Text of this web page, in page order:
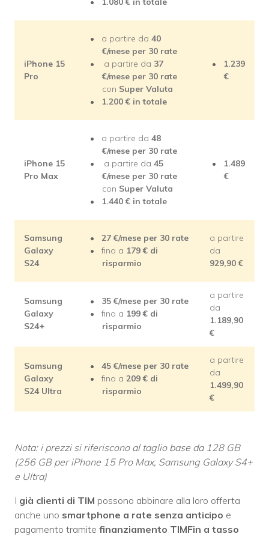
iPhone 15
Pro
a partire da 40
€/mese per 30 rate
a partire da 37
€/mese per 30 rate
con Super Valuta
1.200 € in totale
1.239
€
iPhone 15
Pro Max
a partire da 48
€/mese per 30 rate
a partire da 45
€/mese per 30 rate
con Super Valuta
1.440 € in totale
1.489
€
Samsung
Galaxy
S24
27 €/mese per 30 rate
fino a 179 € di
risparmio
a partire
da
929,90 €
Samsung
Galaxy
S24+
35 €/mese per 30 rate
fino a 199 € di
risparmio
a partire
da
1.189,90
€
Samsung
Galaxy
S24 Ultra
45 €/mese per 30 rate
fino a 209 € di
risparmio
a partire
da
1.499,90
€
Nota: i prezzi si riferiscono al taglio base da 128 GB
(256 GB per iPhone 15 Pro Max, Samsung Galaxy S4+
e Ultra)
I già clienti di TIM possono abbinare alla loro offerta
anche uno smartphone a rate senza anticipo e
pagamento tramite finanziamento TIMFin a tasso